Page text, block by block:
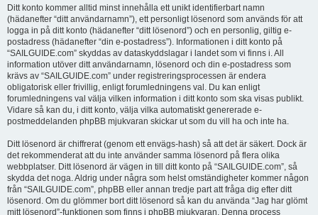
Ditt konto kommer alltid minst innehålla ett unikt identifierbart namn
(hädanefter “ditt användarnamn”), ett personligt lösenord som används för att
logga in på ditt konto (hädanefter “ditt lösenord”) och en personlig, giltig e-
postadress (hädanefter “din e-postadress”). Informationen i ditt konto på
“SAILGUIDE.com” skyddas av dataskyddslagar i landet som vi finns i. All
information utöver ditt användarnamn, lösenord och din e-postadress som
krävs av “SAILGUIDE.com” under registreringsprocessen är endera
obligatorisk eller frivillig, enligt forumledningens val. Du kan enligt
forumledningens val välja vilken information i ditt konto som ska visas publikt.
Vidare så kan du, i ditt konto, välja vilka automatiskt genererade e-
postmeddelanden phpBB mjukvaran skickar ut som du vill ha och inte ha.
Ditt lösenord är chiffrerat (genom ett envägs-hash) så att det är säkert. Dock är
det rekommenderat att du inte använder samma lösenord på flera olika
webbplatser. Ditt lösenord är vägen in till ditt konto på “SAILGUIDE.com”, så
skydda det noga. Aldrig under några som helst omständigheter kommer någon
från “SAILGUIDE.com”, phpBB eller annan tredje part att fråga dig efter ditt
lösenord. Om du glömmer bort ditt lösenord så kan du använda “Jag har glömt
mitt lösenord”-funktionen som finns i phpBB mjukvaran. Denna process